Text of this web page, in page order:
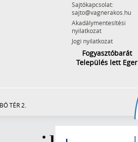
Sajtókapcsolat:
sajto@vagnerakos.hu
Akadálymentesítési
nyilatkozat
Jogi nyilatkozat
Fogyasztóbarát
Település lett Eger
TÉR 2.